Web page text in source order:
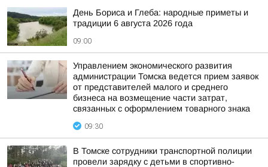
День Бориса и Глеба: народные приметы и
традиции 6 августа 2026 года
09:00
Управлением экономического развития
администрации Томска ведется прием заявок
от представителей малого и среднего
бизнеса на возмещение части затрат,
связанных с оформлением товарного знака
09:30
В Томске сотрудники транспортной полиции
провели зарядку с детьми в спортивно-